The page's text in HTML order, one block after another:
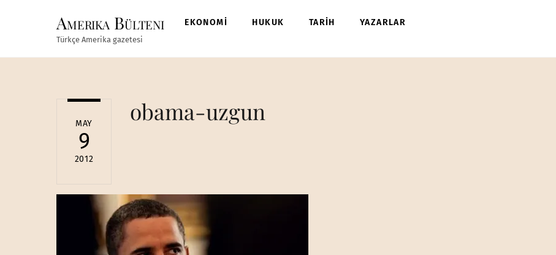
Amerika Bülteni
Türkçe Amerika gazetesi
EKONOMİ HUKUK TARİH YAZARLAR
MAY
9
2012
obama-uzgun